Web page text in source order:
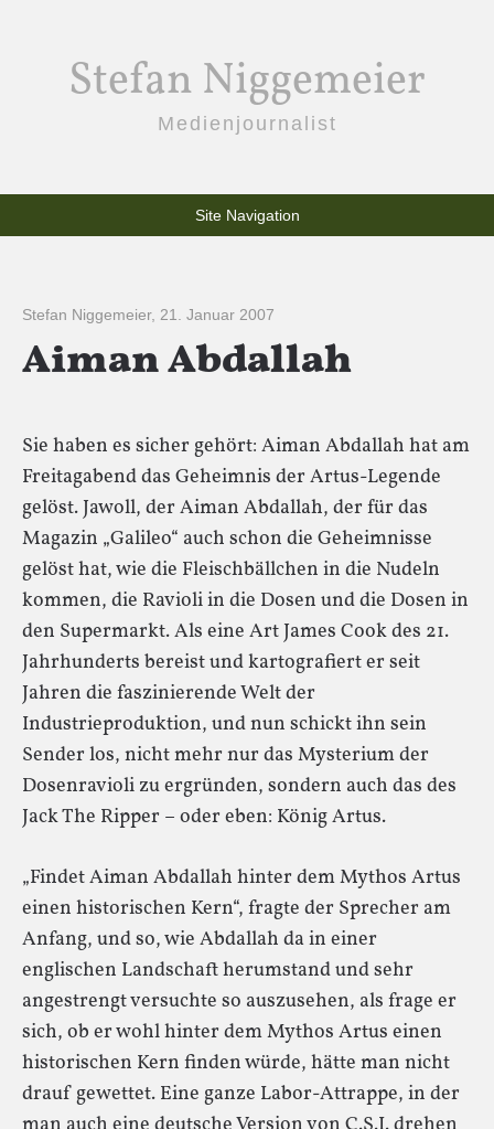
Stefan Niggemeier
Medienjournalist
Site Navigation
Stefan Niggemeier, 21. Januar 2007
Aiman Abdallah
Sie haben es sicher gehört: Aiman Abdallah hat am
Freitagabend das Geheimnis der Artus-Legende
gelöst. Jawoll, der Aiman Abdallah, der für das
Magazin „Galileo“ auch schon die Geheimnisse
gelöst hat, wie die Fleischbällchen in die Nudeln
kommen, die Ravioli in die Dosen und die Dosen in
den Supermarkt. Als eine Art James Cook des 21.
Jahrhunderts bereist und kartografiert er seit
Jahren die faszinierende Welt der
Industrieproduktion, und nun schickt ihn sein
Sender los, nicht mehr nur das Mysterium der
Dosenravioli zu ergründen, sondern auch das des
Jack The Ripper – oder eben: König Artus.
„Findet Aiman Abdallah hinter dem Mythos Artus
einen historischen Kern“, fragte der Sprecher am
Anfang, und so, wie Abdallah da in einer
englischen Landschaft herumstand und sehr
angestrengt versuchte so auszusehen, als frage er
sich, ob er wohl hinter dem Mythos Artus einen
historischen Kern finden würde, hätte man nicht
drauf gewettet. Eine ganze Labor-Attrappe, in der